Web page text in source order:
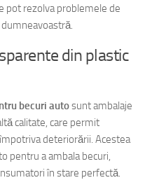
pot rezolva problemele de
din plastic
becuri autosunt ambalaje
calitate, care permit
deteriorării. Acestea
pentru a ambala becuri,
în stare perfectă.